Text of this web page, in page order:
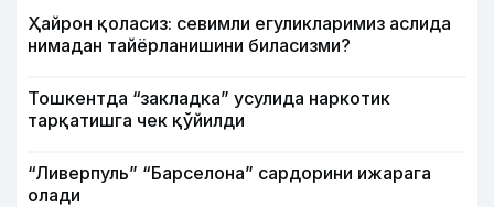
Ҳайрон қоласиз: севимли егуликларимиз аслида
нимадан тайёрланишини биласизми?
Тошкентда “закладка” усулида наркотик
тарқатишга чек қўйилди
“Ливерпуль” “Барселона” сардорини ижарага
олади